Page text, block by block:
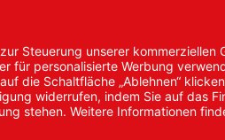
© 2024 Promed
Vertriebsgesellschaft mbH | Alle